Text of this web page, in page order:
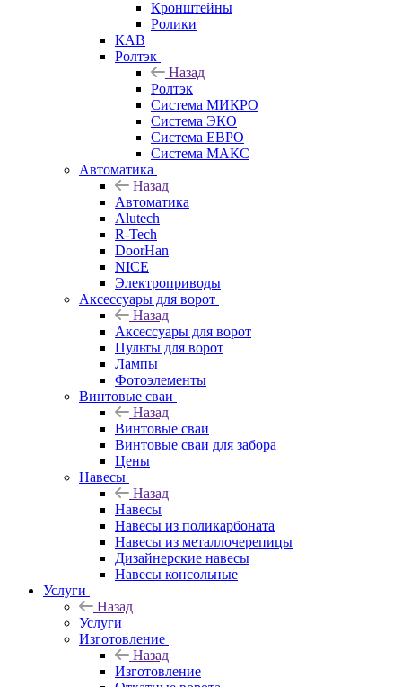
Кронштейны
Ролики
КАВ
Ролтэк
Назад
Ролтэк
Система МИКРО
Система ЭКО
Система ЕВРО
Система МАКС
Автоматика
Назад
Автоматика
Alutech
R-Tech
DoorHan
NICE
Электроприводы
Аксессуары для ворот
Назад
Аксессуары для ворот
Пульты для ворот
Лампы
Фотоэлементы
Винтовые сваи
Назад
Винтовые сваи
Винтовые сваи для забора
Цены
Навесы
Назад
Навесы
Навесы из поликарбоната
Навесы из металлочерепицы
Дизайнерские навесы
Навесы консольные
Услуги
Назад
Услуги
Изготовление
Назад
Изготовление